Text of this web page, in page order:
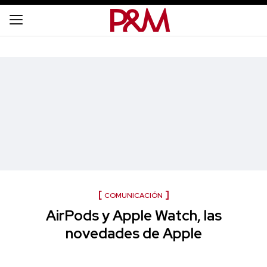
COMUNICACIÓN
AirPods y Apple Watch, las
novedades de Apple